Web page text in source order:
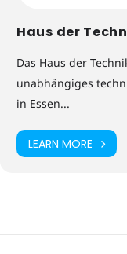
Haus der
Das Haus der
unabhängiges
in Essen...
LEARN MORE